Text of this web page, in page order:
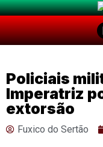
Policiais
Imperatriz
extorsão
Fuxico do Sertão